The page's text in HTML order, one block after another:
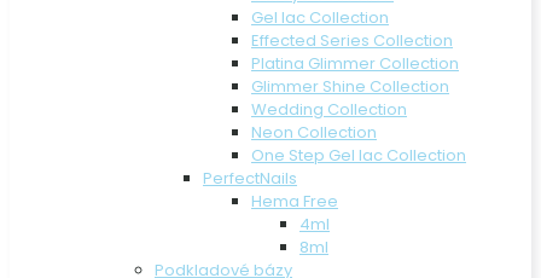
Gel lac Collection
Effected Series Collection
Platina Glimmer Collection
Glimmer Shine Collection
Wedding Collection
Neon Collection
One Step Gel lac Collection
PerfectNails
Hema Free
4ml
8ml
Podkladové bázy